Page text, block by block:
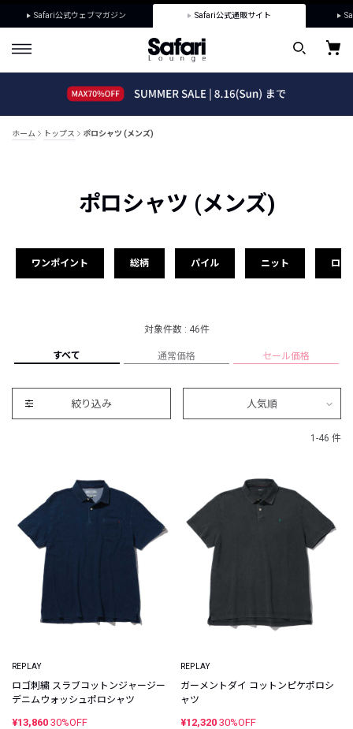
Safari公式ウェブマガジン Safari公式通販サイト
ホーム トップス ポロシャツ (メンズ)
ポロシャツ (メンズ)
ワンポイント 総柄 パイル ニット ロゴ
対象件数 : 46件
すべて 通常価格 セール価格
絞り込み 人気順
1-46 件
REPLAY
ロゴ刺繍 スラブコットンジャージー
デニムウォッシュポロシャツ
¥13,860 30%OFF
REPLAY
ガーメントダイ コットンピケポロシ
ャツ
¥12,320 30%OFF